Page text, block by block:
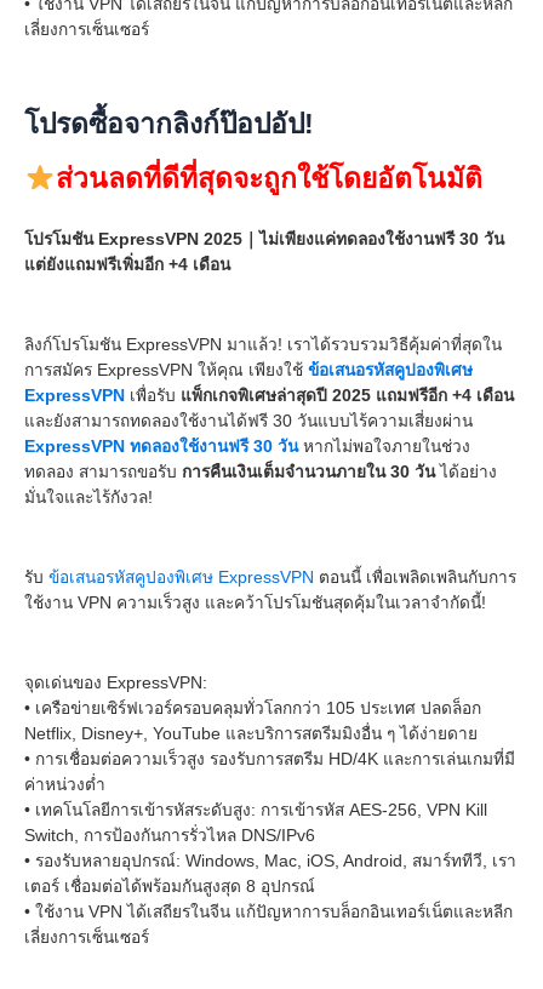
• ใช้งาน VPN ได้เสถียรในจีน แก้ปัญหาการบล็อกอินเทอร์เน็ตและหลีก
เลี่ยงการเซ็นเซอร์
โปรดซื้อจากลิงก์ป๊อปอัป!
ส่วนลดที่ดีที่สุดจะถูกใช้โดยอัตโนมัติ
โปรโมชัน ExpressVPN 2025｜ไม่เพียงแค่ทดลองใช้งานฟรี 30 วัน
แต่ยังแถมฟรีเพิ่มอีก +4 เดือน
ลิงก์โปรโมชัน ExpressVPN มาแล้ว! เราได้รวบรวมวิธีคุ้มค่าที่สุดใน
การสมัคร ExpressVPN ให้คุณ เพียงใช้ ข้อเสนอรหัสคูปองพิเศษ
ExpressVPN เพื่อรับ แพ็กเกจพิเศษล่าสุดปี 2025 แถมฟรีอีก +4 เดือน
และยังสามารถทดลองใช้งานได้ฟรี 30 วันแบบไร้ความเสี่ยงผ่าน
ExpressVPN ทดลองใช้งานฟรี 30 วันหากไม่พอใจภายในช่วง
ทดลอง สามารถขอรับ การคืนเงินเต็มจำนวนภายใน 30 วันได้อย่าง
มั่นใจและไร้กังวล!
รับ ข้อเสนอรหัสคูปองพิเศษ ExpressVPN ตอนนี้ เพื่อเพลิดเพลินกับการ
ใช้งาน VPN ความเร็วสูง และคว้าโปรโมชันสุดคุ้มในเวลาจำกัดนี้!
จุดเด่นของ ExpressVPN:
• เครือข่ายเซิร์ฟเวอร์ครอบคลุมทั่วโลกกว่า 105 ประเทศ ปลดล็อก
Netflix, Disney+, YouTube และบริการสตรีมมิงอื่น ๆ ได้ง่ายดาย
• การเชื่อมต่อความเร็วสูง รองรับการสตรีม HD/4K และการเล่นเกมที่มี
ค่าหน่วงต่ำ
• เทคโนโลยีการเข้ารหัสระดับสูง: การเข้ารหัส AES-256, VPN Kill
Switch, การป้องกันการรั่วไหล DNS/IPv6
• รองรับหลายอุปกรณ์: Windows, Mac, iOS, Android, สมาร์ททีวี, เรา
เตอร์ เชื่อมต่อได้พร้อมกันสูงสุด 8 อุปกรณ์
• ใช้งาน VPN ได้เสถียรในจีน แก้ปัญหาการบล็อกอินเทอร์เน็ตและหลีก
เลี่ยงการเซ็นเซอร์